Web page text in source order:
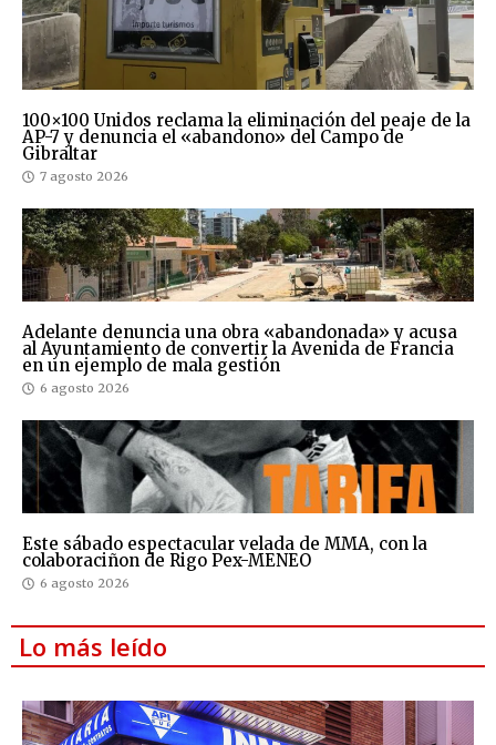
100×100 Unidos reclama la eliminación del peaje de la
AP-7 y denuncia el «abandono» del Campo de
Gibraltar
7 agosto 2026
Adelante denuncia una obra «abandonada» y acusa
al Ayuntamiento de convertir la Avenida de Francia
en un ejemplo de mala gestión
6 agosto 2026
Este sábado espectacular velada de MMA, con la
colaboraciñon de Rigo Pex-MENEO
6 agosto 2026
Lo más leído